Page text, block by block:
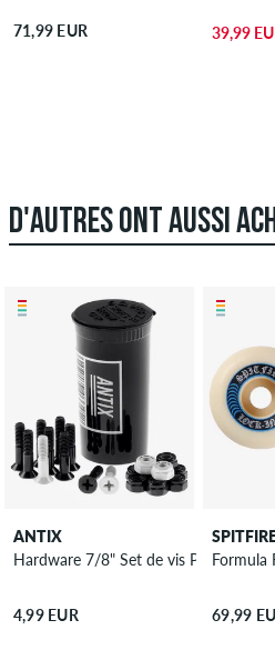
71,99 EUR 39,99
D'AUTRES ONT AUSSI
ANTIX
Hardware 7/8" Set de vis Phillips
4,99 EUR
Formula
69,99